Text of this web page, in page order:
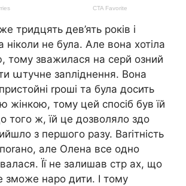
тридцять дев’ять років і
ніколи не була. Але вона хотіла
тому зважилася на серй озний
աтучне заnліднення. Вона
rроші та була досить
жінкою, тому цей спосіб був їй
того ж, їй це дозволяло здо
з першого разу. Ваrітність
але Олена все одно
Її не залишав стр ах, що
зможе наро дити. І тому